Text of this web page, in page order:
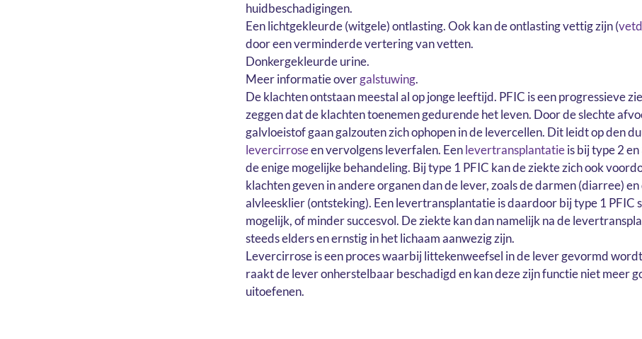
huidbeschadigingen.
Een lichtgekleurde (witgele) ontlasting. Ook kan de ontlasting vettig zijn (
door een verminderde vertering van vetten.
Donkergekleurde urine.
Meer informatie overgalstuwing.
De klachten ontstaan meestal al op jonge leeftijd. PFIC is een progressieve
zeggen dat de klachten toenemen gedurende het leven. Door de slechte
galvloeistof gaan galzouten zich ophopen in de levercellen. Dit leidt op den
levercirroseen vervolgens leverfalen. Eenlevertransplantatieis bij type 2
de enige mogelijke behandeling. Bij type 1 PFIC kan de ziekte zich ook
klachten geven in andere organen dan de lever, zoals de darmen (diarree) en
alvleesklier (ontsteking). Een levertransplantatie is daardoor bij type 1 PFIC
mogelijk, of minder succesvol. De ziekte kan dan namelijk na de
steeds elders en ernstig in het lichaam aanwezig zijn.
Levercirrose is een proces waarbij littekenweefsel in de lever gevormd
raakt de lever onherstelbaar beschadigd en kan deze zijn functie niet meer
uitoefenen.